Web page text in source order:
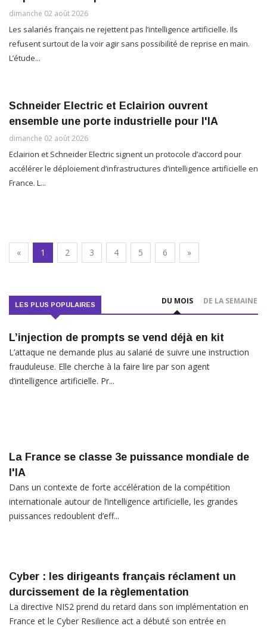
dimanche 02 août 2026
Les salariés français ne rejettent pas l’intelligence artificielle. Ils
refusent surtout de la voir agir sans possibilité de reprise en main.
L’étude...
Schneider Electric et Eclairion ouvrent
ensemble une porte industrielle pour l'IA
dimanche 02 août 2026
Eclairion et Schneider Electric signent un protocole d’accord pour
accélérer le déploiement d’infrastructures d’intelligence artificielle en
France. L...
« 1 (current)
2 (current)
3 (current)
4(current)
5 (current)
6 (current)
»
LES PLUS POPULAIRES DU MOIS DE LA SEMAINE
L’injection de prompts se vend déjà en kit
L’attaque ne demande plus au salarié de suivre une instruction
frauduleuse. Elle cherche à la faire lire par son agent
d’intelligence artificielle. Pr...
La France se classe 3e puissance mondiale de
l'IA
Dans un contexte de forte accélération de la compétition
internationale autour de l’intelligence artificielle, les grandes
puissances redoublent d’eff...
Cyber : les dirigeants français réclament un
durcissement de la règlementation
La directive NIS2 prend du retard dans son implémentation en
France et le Cyber Resilience act a débuté son entrée en